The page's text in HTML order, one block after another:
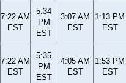
7:22 AM
EST
5:34
PM
EST
3:07 AM
EST
1:13 PM
EST
7:22 AM
EST
5:35
PM
EST
4:05 AM
EST
1:53 PM
EST